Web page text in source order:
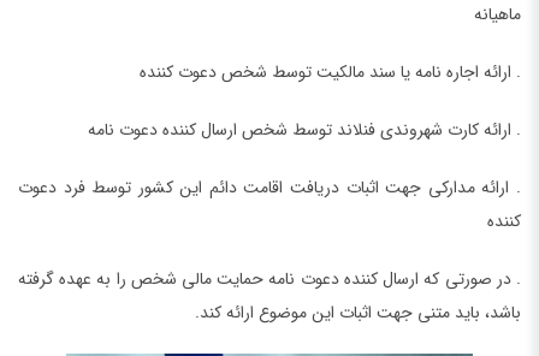
ماهیانه
. ارائه اجاره نامه یا سند مالکیت توسط شخص دعوت کننده
. ارائه کارت شهروندی فنلاند توسط شخص ارسال کننده دعوت نامه
. ارائه مدارکی جهت اثبات دریافت اقامت دائم این کشور توسط فرد دعوت
کننده
. در صورتی که ارسال کننده دعوت نامه حمایت مالی شخص را به عهده گرفته
باشد، باید متنی جهت اثبات این موضوع ارائه کند.